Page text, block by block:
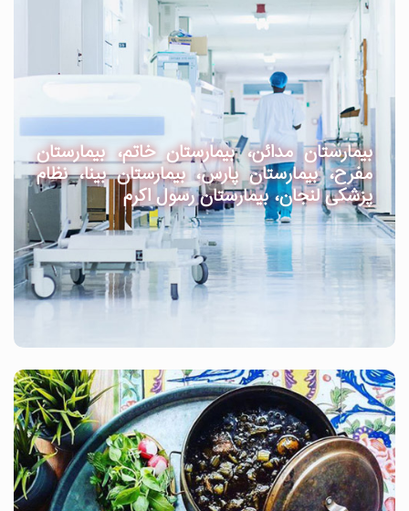
بیمارستان مدائن، بیمارستان خاتم، بیمارستان
مفرح، بیمارستان پارس، بیمارستان بینا، نظام
پزشکی لنجان، بیمارستان رسول اکرم